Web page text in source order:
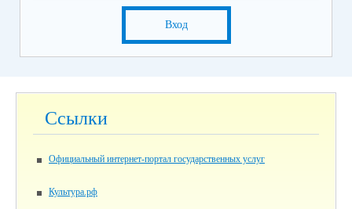
Вход
Ссылки
Официальный интернет-портал государственных услуг
Культура.рф